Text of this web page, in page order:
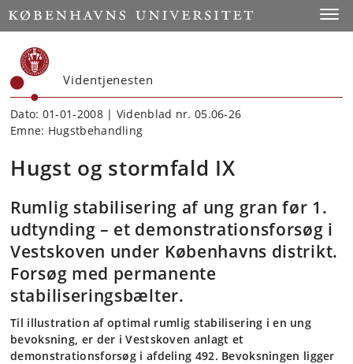
Start
Videntjenesten
Dato: 01-01-2008 | Videnblad nr. 05.06-26
Emne: Hugstbehandling
Hugst og stormfald IX
Rumlig stabilisering af ung gran før 1.
udtynding – et demonstrationsforsøg i
Vestskoven under Københavns distrikt.
Forsøg med permanente
stabiliseringsbælter.
Til illustration af optimal rumlig stabilisering i en ung
bevoksning, er der i Vestskoven anlagt et
demonstrationsforsøg i afdeling 492. Bevoksningen ligger